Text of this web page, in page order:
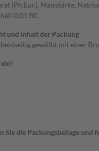
(Ph.Eur.), Maisstärke,
0,01 BE.
und Inhalt der Packung
gewölbt mit einer
Sie die Packungsbeilage